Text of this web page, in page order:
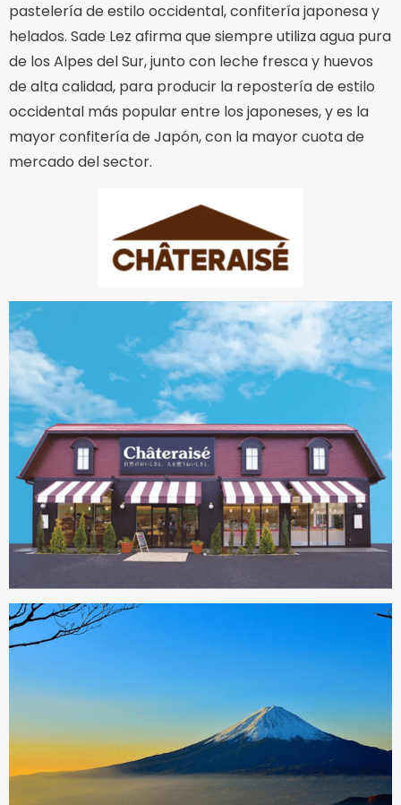
pastelería de estilo occidental, confitería japonesa y
helados. Sade Lez afirma que siempre utiliza agua pura
de los Alpes del Sur, junto con leche fresca y huevos
de alta calidad, para producir la repostería de estilo
occidental más popular entre los japoneses, y es la
mayor confitería de Japón, con la mayor cuota de
mercado del sector.